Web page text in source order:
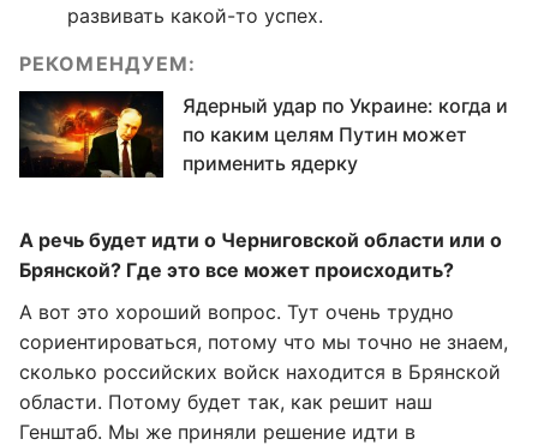
развивать какой-то успех.
РЕКОМЕНДУЕМ:
Ядерный удар по Украине: когда и
по каким целям Путин может
применить ядерку
А речь будет идти о Черниговской области или о
Брянской? Где это все может происходить?
А вот это хороший вопрос. Тут очень трудно
сориентироваться, потому что мы точно не знаем,
сколько российских войск находится в Брянской
области. Потому будет так, как решит наш
Генштаб. Мы же приняли решение идти в